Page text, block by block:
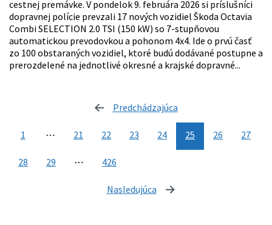
cestnej premávke. V pondelok 9. februára 2026 si príslušníci
dopravnej polície prevzali 17 nových vozidiel Škoda Octavia
Combi SELECTION 2.0 TSI (150 kW) so 7-stupňovou
automatickou prevodovkou a pohonom 4x4. Ide o prvú časť
zo 100 obstaraných vozidiel, ktoré budú dodávané postupne a
prerozdelené na jednotlivé okresné a krajské dopravné...
Predchádzajúca
1 ⋯ 21 22 23 24 25 26 27
28 29 ⋯ 426
Nasledujúca stránka